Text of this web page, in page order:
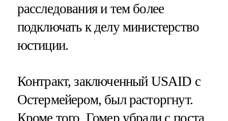
расследования и тем более
подключать к делу министерство
юстиции.
Контракт, заключенный USAID с
Остермейером, был расторгнут.